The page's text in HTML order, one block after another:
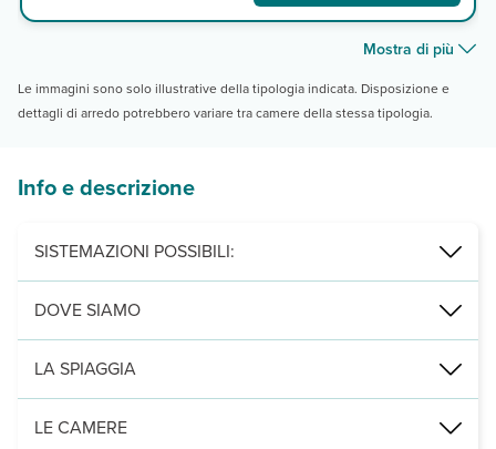
Mostra di più
Le immagini sono solo illustrative della tipologia indicata. Disposizione e
dettagli di arredo potrebbero variare tra camere della stessa tipologia.
Info e descrizione
SISTEMAZIONI POSSIBILI:
junior suite con 1 letto king size, junior suite con 2 letti, junior
DOVE SIAMO
La Romana, direttamente sulla spiaggia, a 20 km dal centro
LA SPIAGGIA
di finissima sabbia bianca, attrezzata con ombrelloni e lettini.
LE CAMERE